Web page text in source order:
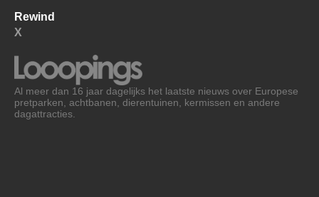
Rewind
X
Al meer dan 16 jaar dagelijks het laatste nieuws over Europese
pretparken, achtbanen, dierentuinen, kermissen en andere
dagattracties.